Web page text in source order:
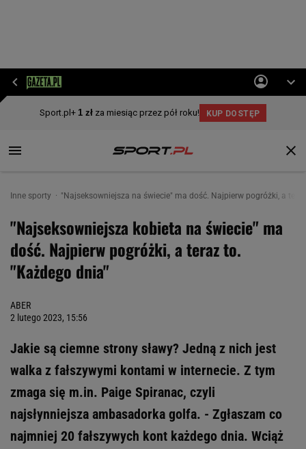
Inne sporty "Najseksowniejsza na świecie" ma dość. Najpierw pogróżki, a
"Najseksowniejsza kobieta na świecie" ma
dość. Najpierw pogróżki, a teraz to.
"Każdego dnia"
ABER
2 lutego 2023, 15:56
Jakie są ciemne strony sławy? Jedną z nich jest
walka z fałszywymi kontami w internecie. Z tym
zmaga się m.in. Paige Spiranac, czyli
najsłynniejsza ambasadorka golfa. - Zgłaszam co
najmniej 20 fałszywych kont każdego dnia. Wciąż